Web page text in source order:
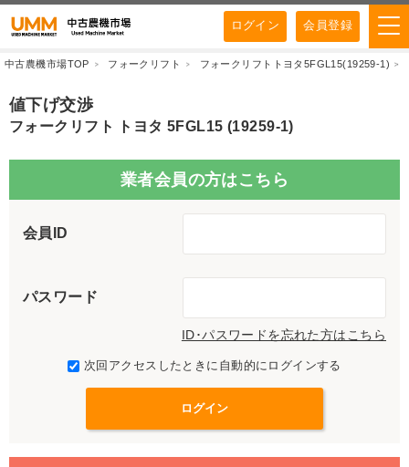
ログイン 会員登録
中古農機市場TOP フォークリフト フォークリフトトヨタ5FGL15(19259-1)
値下げ交渉
フォークリフト トヨタ 5FGL15 (19259-1)
業者会員の方はこちら
会員ID
パスワード
ID･パスワードを忘れた方はこちら
次回アクセスしたときに自動的にログインする